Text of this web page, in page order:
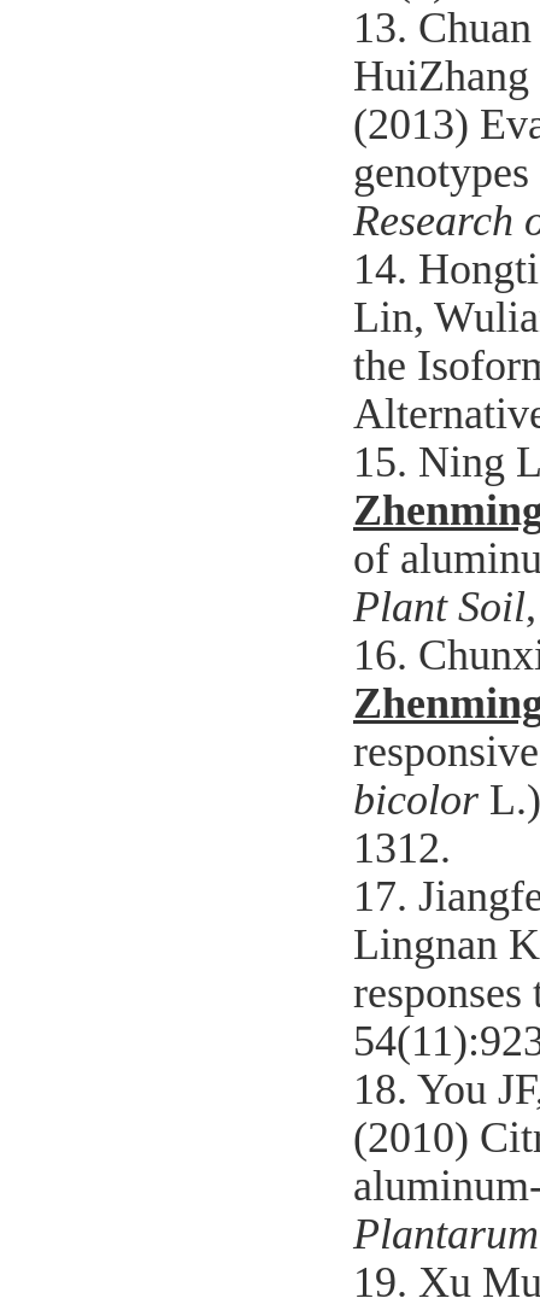
13.
HuiZhang
(2013)
Research
14.
Lin,
the
15. Ning
of
Plant Soil
16.
bicolor
1312.
17.
Lingnan
18. You
(2010)
19. Xu